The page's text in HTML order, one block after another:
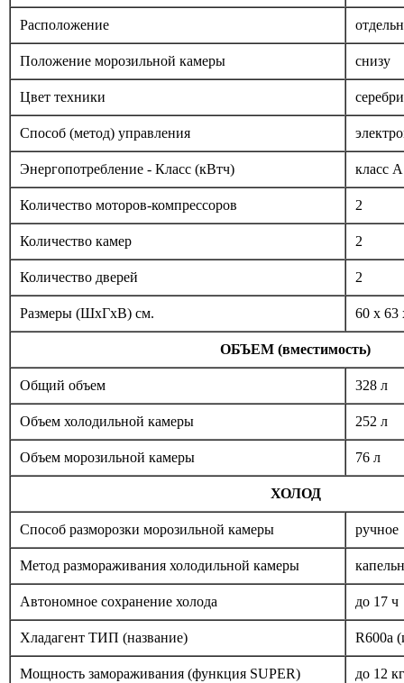
Расположение
Положение морозильной камеры снизу
Цвет техники
Способ (метод) управления
Энергопотребление - Класс (кВтч) класс
Количество моторов-компрессоров 2
Количество камер 2
Количество дверей 2
Размеры (ШxГxВ) см. 60 x 63
ОБЪЕМ (вместимость)
Общий объем 328 л
Объем холодильной камеры 252 л
Объем морозильной камеры 76 л
ХОЛОД
Способ разморозки морозильной камеры ручное
Метод размораживания холодильной камеры
Автономное сохранение холода до 17 ч
Хладагент ТИП (название) R600a
Мощность замораживания (функция SUPER) до 12